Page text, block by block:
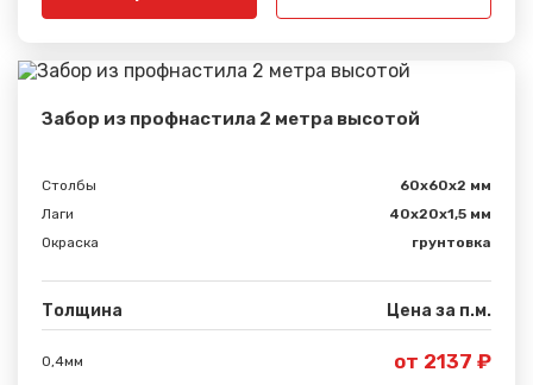
Забор из профнастила 2 метра высотой
Столбы
60х60х2 мм
Лаги
40х20х1,5 мм
Окраска
грунтовка
Толщина Цена за п.м.
0,4мм от 2137 ₽
Сообщение успешно
Спасибо за обращение, наш специалист свяжется с